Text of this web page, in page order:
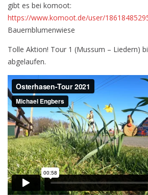
gibt es bei komoot:
https://www.komoot.de/user/
Bauernblumenwiese
Tolle Aktion! Tour 1 (Mussum – Liedern)
abgelaufen.